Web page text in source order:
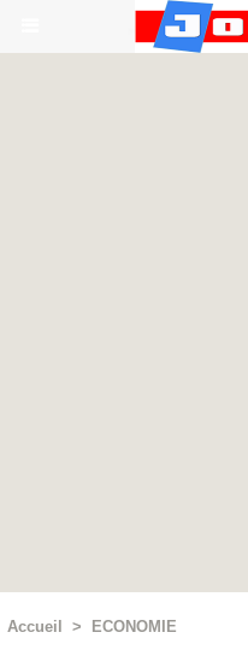
Accueil > ECONOMIE